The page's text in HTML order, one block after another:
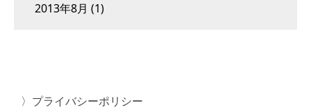
2013年8月 (1)
プライバシーポリシー